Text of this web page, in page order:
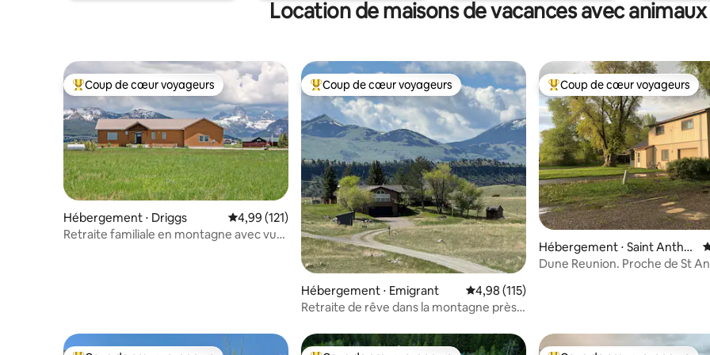
Location de maisons de vacances avec
Coups de cœur voyageurs les plus appréciés
Coup de cœur voyageurs
Hébergement ⋅ Driggs Évaluation moyenne sur la base de 121 commentaires : 4,99 sur 5
4,99 (121)
Retraite familiale en montagne avec vue
Coups de cœur voyageurs les plus appréciés
Coup de cœur voyageurs
Hébergement ⋅ Emigrant Évaluation moyenne sur la base de 115
4,98 (115)
Retraite de rêve dans la montagne près
Coups de cœur voyageurs les
Coup de cœur voyageurs
Hébergement ⋅ Saint Antho
ny
Dune Reunion. Proche de St Anthony